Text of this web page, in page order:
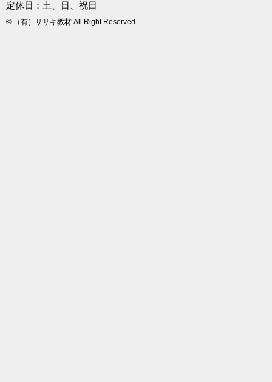
定休日：土、日、祝日
© （有）ササキ教材 All Right Reserved